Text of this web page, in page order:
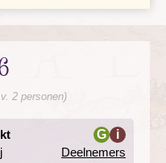
Delhi dan is de
taxi het handigste
staan.
'Pink City' Jaipur
2 personen)
G i
Deelnemers